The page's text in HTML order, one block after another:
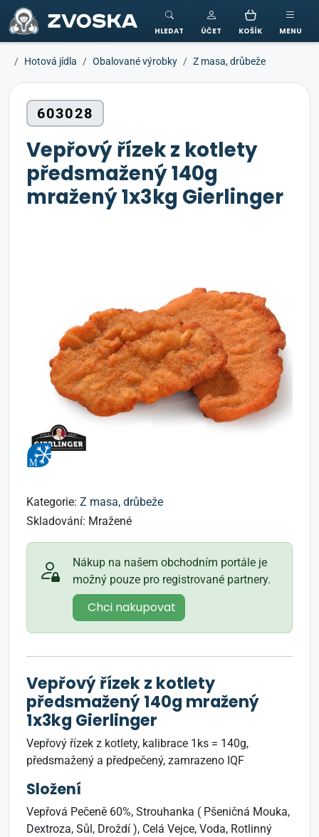
ZVOSKA
HLEDAT ÚČET KOŠÍK MENU
Hotová jídla Obalované výrobky Z masa, drůbeže
603028
Vepřový řízek z kotlety
předsmažený 140g
mražený 1x3kg Gierlinger
Kategorie: Z masa, drůbeže
Skladování: Mražené
Nákup na našem obchodním portále je
možný pouze pro registrované partnery.
Chci nakupovat
Vepřový řízek z kotlety
předsmažený 140g mražený
1x3kg Gierlinger
Vepřový řízek z kotlety, kalibrace 1ks = 140g,
předsmažený a předpečený, zamrazeno IQF
Složení
Vepřová Pečeně 60%, Strouhanka ( Pšeničná Mouka,
Dextroza, Sůl, Droždí ), Celá Vejce, Voda, Rotlinný